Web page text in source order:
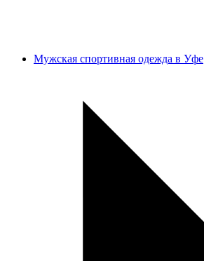
Мужская спортивная одежда в Уфе